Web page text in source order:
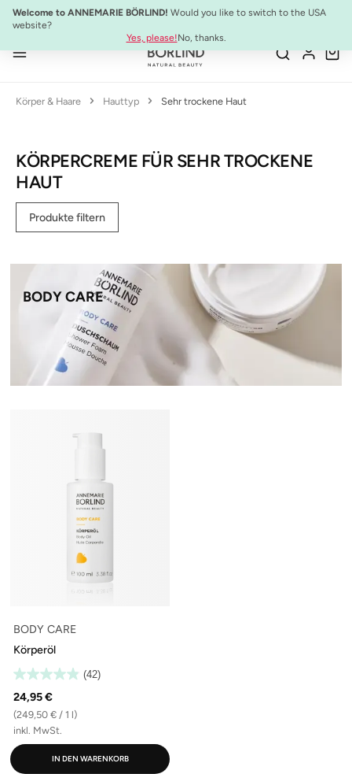
Zum Hauptinhalt springen
Welcome to ANNEMARIE BÖRLIND! Would you like to switch to the USA
website?
Yes, please!No, thanks.
NEU:ULTIMATE STRENGTH MASCARA
Körper & Haare Hauttyp Sehr trockene Haut
KÖRPERCREME FÜR SEHR TROCKENE
HAUT
Produkte filtern
BODY CARE
BODY CARE
Körperöl
(42)
24,95 €
(249,50 € / 1 l)
inkl. MwSt.
IN DEN WARENKORB